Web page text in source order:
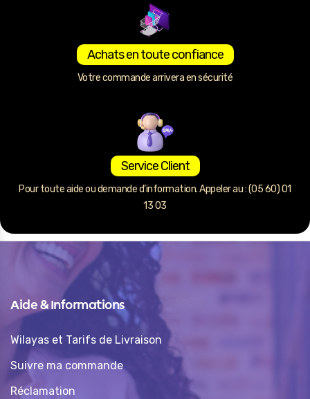
Achats en toute confiance
Votre commande arrivera en sécurité
Service Client
Pour toute aide ou demande d’information. Appeler au : (05 60) 01
13 03
Aide & Informations
Wilayas et Tarifs de Livraison
Suivre ma commande
Réclamation